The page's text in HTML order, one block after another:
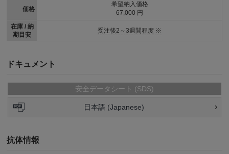
価格
在庫 / 納
期目安
希望納入価格
67,000 円
受注後2～3週間程度 ※
ドキュメント
安全データシート (SDS)
日本語 (Japanese)
抗体情報